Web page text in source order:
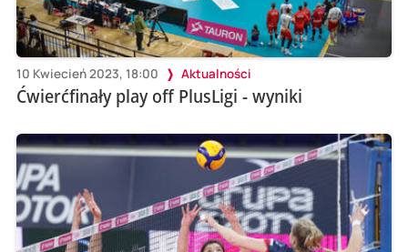
10 Kwiecień 2023, 18:00 Aktualności
Ćwierćfinały play off PlusLigi - wyniki